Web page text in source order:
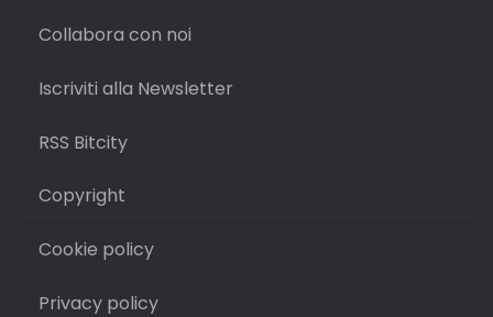
Collabora con noi
Iscriviti alla Newsletter
RSS Bitcity
Copyright
Cookie policy
Privacy policy